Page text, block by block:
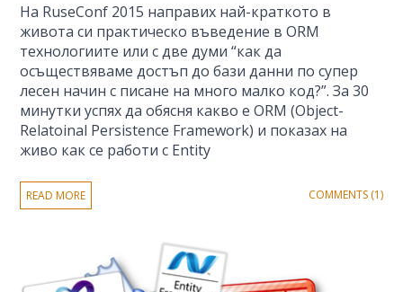
На RuseConf 2015 направих най-краткото в
живота си практическо въведение в ORM
технологиите или с две думи “как да
осъществяваме достъп до бази данни по супер
лесен начин с писане на много малко код?”. За 30
минутки успях да обясня какво е ORM (Object-
Relatoinal Persistence Framework) и показах на
живо как се работи с Entity
READ MORE COMMENTS (1)